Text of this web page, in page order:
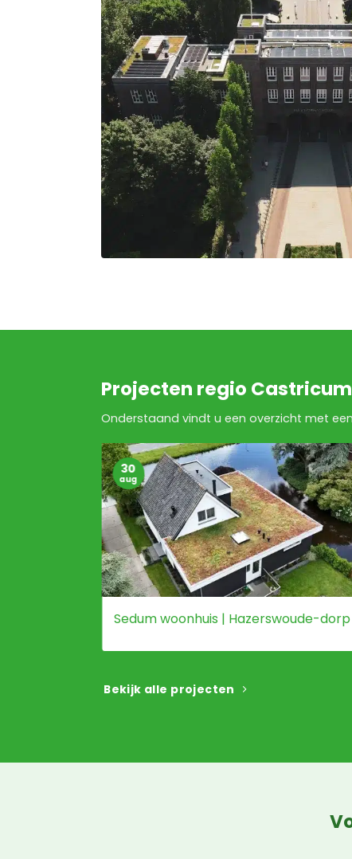
Projecten regio Castricum
Onderstaand vindt u een overzicht met
Sedum woonhuis | Hazerswoude-dorp
30
aug
Bekijk alle projecten